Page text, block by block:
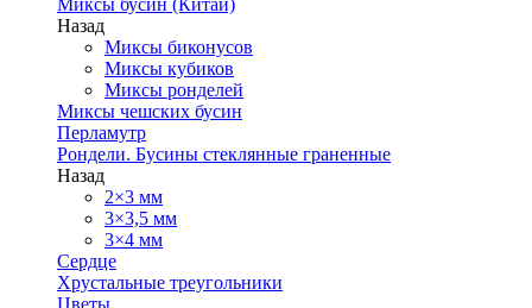
Миксы бусин (Китай)
Назад
Миксы биконусов
Миксы кубиков
Миксы ронделей
Миксы чешских бусин
Перламутр
Рондели. Бусины стеклянные граненные
Назад
2×3 мм
3×3,5 мм
3×4 мм
Сердце
Хрустальные треугольники
Цветы